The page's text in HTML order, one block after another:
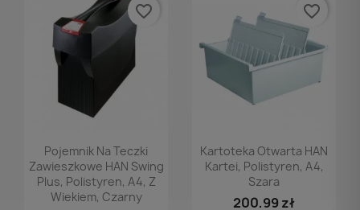
Podgląd
Pojemnik Na Teczki
Zawieszkowe HAN Swing
Plus, Polistyren, A4, Z
Wiekiem, Czarny
favorite_border
Podgląd
Kartoteka Otwarta HAN
Kartei, Polistyren, A4,
Szara
200,99 zł
favorite_border